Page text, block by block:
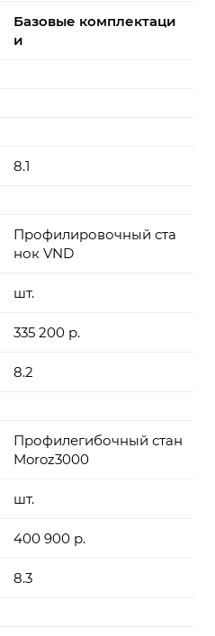
Базовые комплектаци
и
8.1
Профилировочный ста
нок VND
шт.
335 200 р.
8.2
Профилегибочный стан
Moroz3000
шт.
400 900 р.
8.3